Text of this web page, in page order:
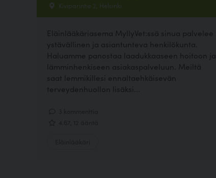
Kiviparintie 2, Helsinki
Eläinlääkäriasema MyllyVet:ssä sinua palvelee
ystävällinen ja asiantunteva henkilökunta.
Haluamme panostaa laadukkaaseen hoitoon ja
lämminhenkiseen asiakaspalveluun. Meiltä
saat lemmikillesi ennaltaehkäisevän
terveydenhuollon lisäksi...